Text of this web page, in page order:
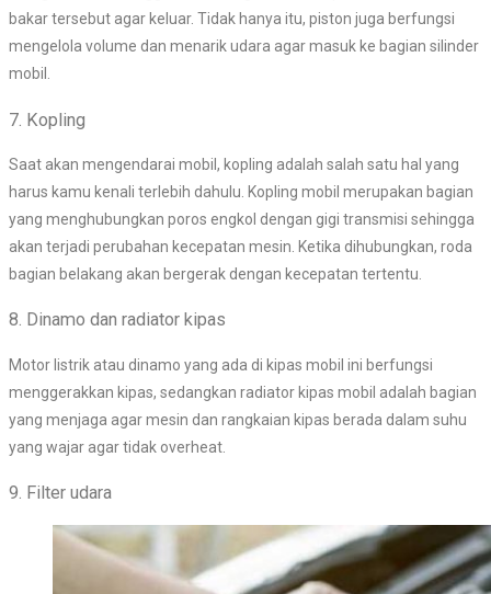
bakar tersebut agar keluar. Tidak hanya itu, piston juga berfungsi
mengelola volume dan menarik udara agar masuk ke bagian silinder
mobil.
7. Kopling
Saat akan mengendarai mobil, kopling adalah salah satu hal yang
harus kamu kenali terlebih dahulu. Kopling mobil merupakan bagian
yang menghubungkan poros engkol dengan gigi transmisi sehingga
akan terjadi perubahan kecepatan mesin. Ketika dihubungkan, roda
bagian belakang akan bergerak dengan kecepatan tertentu.
8. Dinamo dan radiator kipas
Motor listrik atau dinamo yang ada di kipas mobil ini berfungsi
menggerakkan kipas, sedangkan radiator kipas mobil adalah bagian
yang menjaga agar mesin dan rangkaian kipas berada dalam suhu
yang wajar agar tidak overheat.
9. Filter udara